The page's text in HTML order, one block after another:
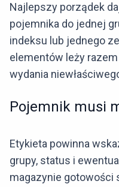
Najlepszy porządek
pojemnika do jednej
indeksu lub jednego
elementów leży
wydania
Pojemnik musi
Etykieta powinna
grupy, status i
magazynie gotowości